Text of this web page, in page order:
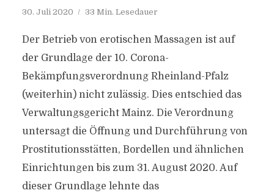
30. Juli 2020 33 Min. Lesedauer
Der Betrieb von erotischen Massagen ist auf
der Grundlage der 10. Corona-
Bekämpfungsverordnung Rheinland-Pfalz
(weiterhin) nicht zulässig. Dies entschied das
Verwaltungsgericht Mainz. Die Verordnung
untersagt die Öffnung und Durchführung von
Prostitutionsstätten, Bordellen und ähnlichen
Einrichtungen bis zum 31. August 2020. Auf
dieser Grundlage lehnte das